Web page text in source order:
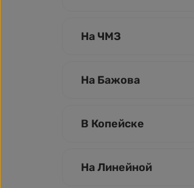
На ЧМЗ
На Бажова
В Копейске
На Линейной